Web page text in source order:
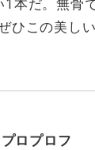
ひこの美し
ロプロフ